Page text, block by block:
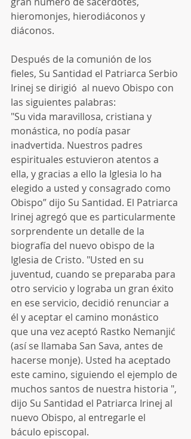
hieromonjes, hierodiáconos y
diáconos.
Después de la comunión de los
fieles, Su Santidad el Patriarca Serbio
Irinej se dirigió  al nuevo Obispo con
las siguientes palabras:
"Su vida maravillosa, cristiana y
monástica, no podía pasar
inadvertida. Nuestros padres
espirituales estuvieron atentos a
ella, y gracias a ello la Iglesia lo ha
elegido a usted y consagrado como
Obispo” dijo Su Santidad. El Patriarca
Irinej agregó que es particularmente
sorprendente un detalle de la
biografía del nuevo obispo de la
Iglesia de Cristo. "Usted en su
juventud, cuando se preparaba para
otro servicio y lograba un gran éxito
en ese servicio, decidió renunciar a
él y aceptar el camino monástico
que una vez aceptó Rastko Nemanjić
(así se llamaba San Sava, antes de
hacerse monje). Usted ha aceptado
este camino, siguiendo el ejemplo de
muchos santos de nuestra historia ",
dijo Su Santidad el Patriarca Irinej al
nuevo Obispo, al entregarle el
báculo episcopal.